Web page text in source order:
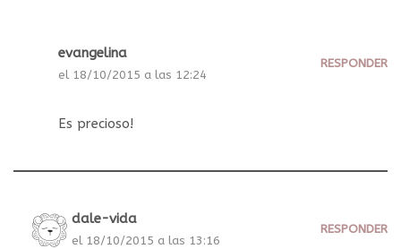
evangelina
el 18/10/2015 a las 12:24
RESPONDER
Es precioso!
dale-vida
el 18/10/2015 a las 13:16
RESPONDER